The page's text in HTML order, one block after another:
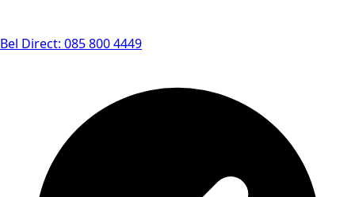
Bel Direct: 085 800 4449